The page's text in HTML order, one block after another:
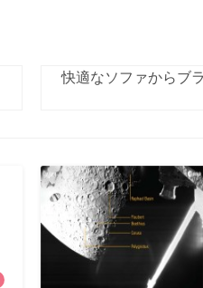
快適なソファからブ